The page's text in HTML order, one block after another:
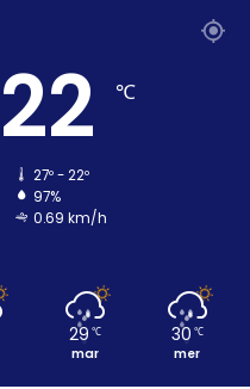
22 ℃
27º - 22º
97%
0.69 km/h
29 ℃
mar
30 ℃
mer